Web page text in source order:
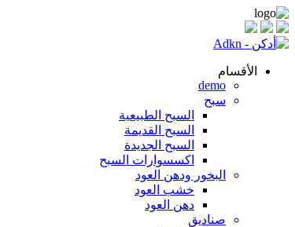
الأقسام
demo
سبح
السبح الطبيعية
السبح القديمة
السبح الجديدة
اكسسوارات السبح
البخور ودهن العود
خشب العود
دهن العود
صناديق